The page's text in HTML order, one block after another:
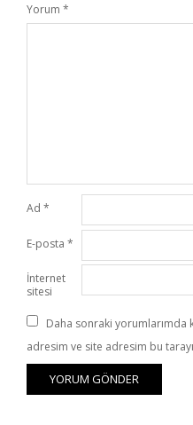
Yorum *
Ad *
E-posta *
İnternet
sitesi
Daha sonraki yorumlarımda
adresim ve site adresim bu